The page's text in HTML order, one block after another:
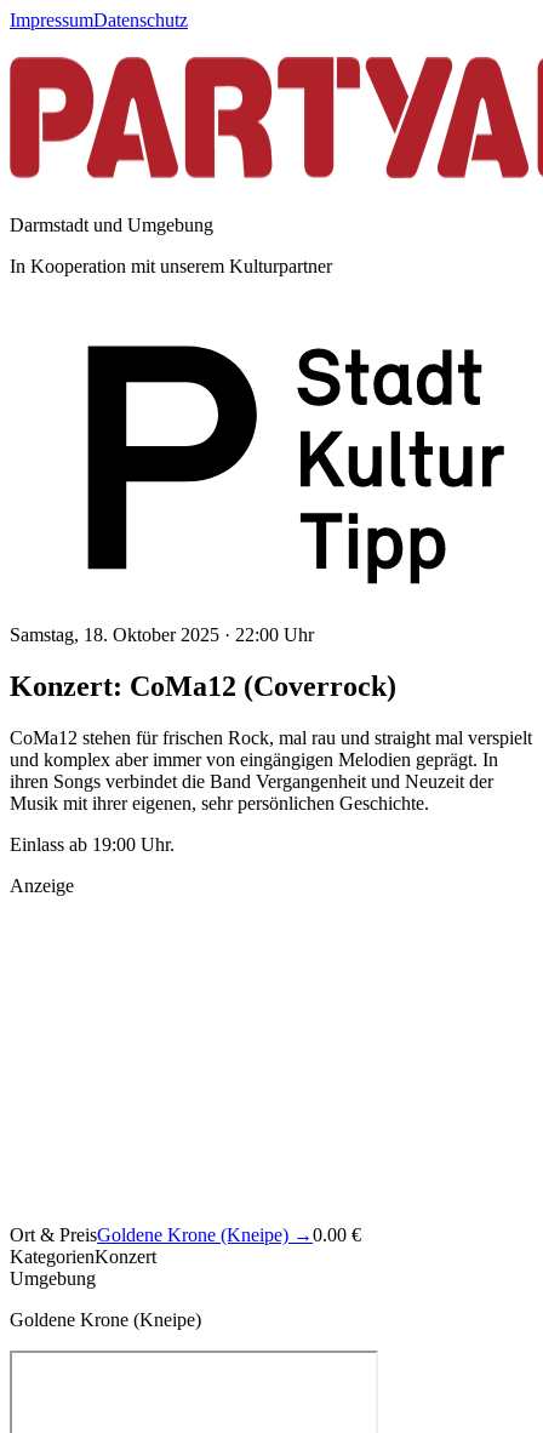
ImpressumDatenschutz
Darmstadt und Umgebung
In Kooperation mit unserem Kulturpartner
Samstag, 18. Oktober 2025 · 22:00 Uhr
Konzert: CoMa12 (Coverrock)
CoMa12 stehen für frischen Rock, mal rau und straight mal verspielt
und komplex aber immer von eingängigen Melodien geprägt. In
ihren Songs verbindet die Band Vergangenheit und Neuzeit der
Musik mit ihrer eigenen, sehr persönlichen Geschichte.
Einlass ab 19:00 Uhr.
Anzeige
Ort & PreisGoldene Krone (Kneipe) →0.00 €
KategorienKonzert
Umgebung
Goldene Krone (Kneipe)